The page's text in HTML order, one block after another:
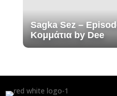
Sagka Sez –
Κομμάτια by Dee